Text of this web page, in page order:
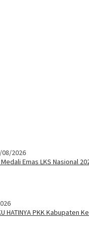
08/2026
Emas LKS Nasional
HATINYA PKK Kabupaten